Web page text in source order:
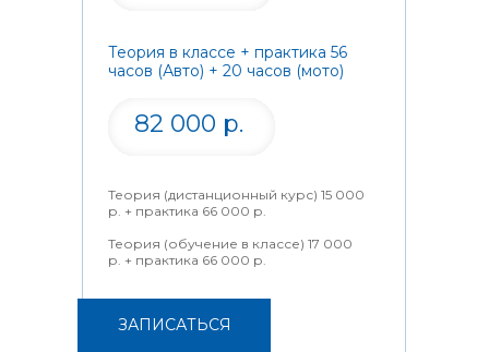
Теория в классе + практика 56
часов (Авто) + 20 часов (мото)
82 000 р.
Теория (дистанционный курс) 15 000
р. + практика 66 000 р.
Теория (обучение в классе) 17 000
р. + практика 66 000 р.
ЗАПИСАТЬСЯ